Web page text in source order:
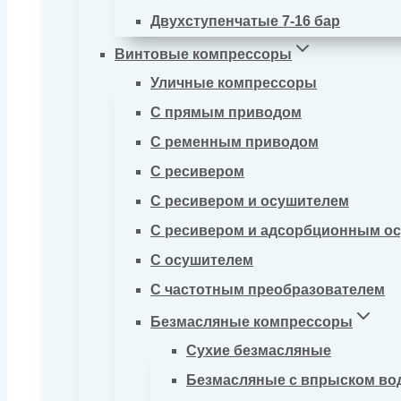
Двухступенчатые 7-16 бар
Винтовые компрессоры
Уличные компрессоры
С прямым приводом
С ременным приводом
С ресивером
С ресивером и осушителем
С ресивером и адсорбционным
С осушителем
С частотным преобразователем
Безмасляные компрессоры
Сухие безмасляные
Безмасляные с впрыском